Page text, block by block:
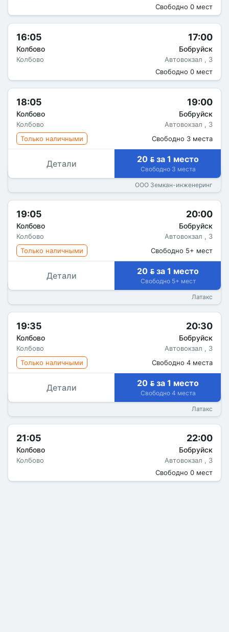
Свободно 0 мест
16:05
Колбово
Колбово
17:00
Бобруйск
Автовокзал , 3
Свободно 0 мест
18:05
Колбово
Колбово
19:00
Бобруйск
Автовокзал , 3
Только наличными
Свободно 3 места
Детали 20  за 1 место
Свободно 3 места
ООО Земкан-инженеринг
19:05
Колбово
Колбово
20:00
Бобруйск
Автовокзал , 3
Только наличными
Свободно 5+ мест
Детали 20  за 1 место
Свободно 5+ мест
Латакс
19:35
Колбово
Колбово
20:30
Бобруйск
Автовокзал , 3
Только наличными
Свободно 4 места
Детали 20  за 1 место
Свободно 4 места
Латакс
21:05
Колбово
Колбово
22:00
Бобруйск
Автовокзал , 3
Свободно 0 мест